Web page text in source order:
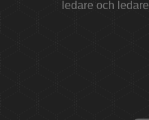
ledare och